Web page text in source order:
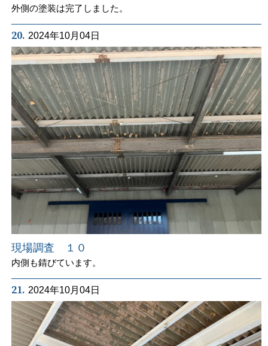
外側の塗装は完了しました。
20. 2024年10月04日
現場調査 １０
内側も錆びています。
21. 2024年10月04日